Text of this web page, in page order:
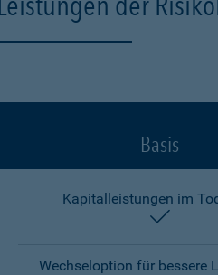
Basis
Kapitalleistungen im
Wechseloption für bessere